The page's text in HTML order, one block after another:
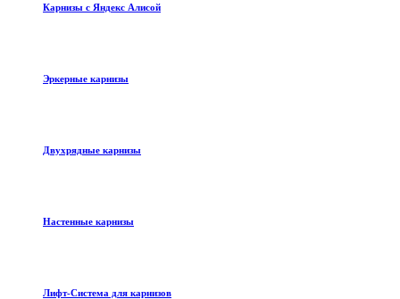
Карнизы с Яндекс Алисой
Эркерные карнизы
Двухрядные карнизы
Настенные карнизы
Лифт-Система для карнизов